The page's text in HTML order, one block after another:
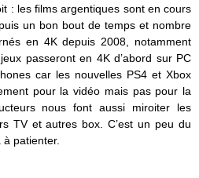
: les films argentiques sont en cours
un bon bout de temps et nombre
en 4K depuis 2008, notamment
passeront en 4K d’abord sur PC
car les nouvelles PS4 et Xbox
pour la vidéo mais pas pour la
nous font aussi miroiter les
TV et autres box. C’est un peu du
à patienter.